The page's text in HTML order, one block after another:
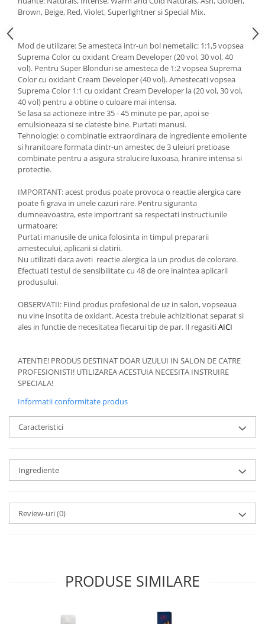
Brown, Beige, Red, Violet, Superlightner si Special Mix.
Mod de utilizare: Se amesteca intr-un bol nemetalic: 1:1,5 vopsea
Suprema Color cu oxidant Cream Developer (20 vol, 30 vol, 40
vol). Pentru Super Blonduri se amesteca de 1:2 vopsea Suprema
Color cu oxidant Cream Developer (40 vol). Amestecati vopsea
Suprema Color 1:1 cu oxidant Cream Developer la (20 vol, 30 vol,
40 vol) pentru a obtine o culoare mai intensa.
Se lasa sa actioneze intre 35 - 45 minute pe par, apoi se
emulsioneaza si se clateste bine. Purtati manusi.
Tehnologie: o combinatie extraordinara de ingrediente emoliente
si hranitoare formata dintr-un amestec de 3 uleiuri pretioase
combinate pentru a asigura stralucire luxoasa, hranire intensa si
protectie.
IMPORTANT: acest produs poate provoca o reactie alergica care
poate fi grava in unele cazuri rare. Pentru siguranta
dumneavoastra, este importrant sa respectati instructiunile
urmatoare:
Purtati manusile de unica folosinta in timpul prepararii
amestecului, aplicarii si clatirii.
Nu utilizati daca aveti reactie alergica la un produs de colorare.
Efectuati testul de sensibilitate cu 48 de ore inaintea aplicarii
produsului.
OBSERVATII: Fiind produs profesional de uz in salon, vopseaua
nu vine insotita de oxidant. Acesta trebuie achizitionat separat si
ales in functie de necesitatea fiecarui tip de par. Il regasitiAICI
ATENTIE! PRODUS DESTINAT DOAR UZULUI IN SALON DE CATRE
PROFESIONISTI! UTILIZAREA ACESTUIA NECESITA INSTRUIRE
SPECIALA!
Informatii conformitate produs
Caracteristici
Ingrediente
Review-uri(0)
PRODUSE SIMILARE